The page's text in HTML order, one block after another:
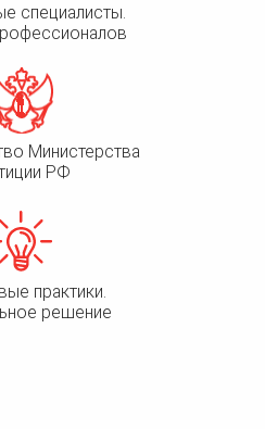
специалисты.
Министерства
РФ
практики.
решение